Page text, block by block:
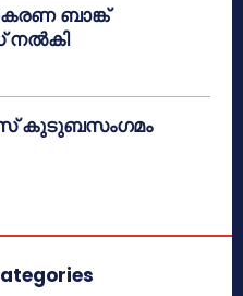
ബാങ്ക്
നൽകി
കുടുബസംഗമം